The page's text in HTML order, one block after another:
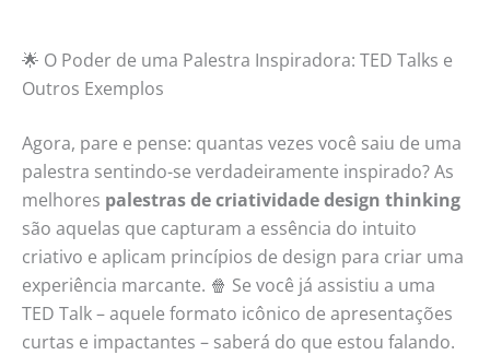
🌟 O Poder de uma Palestra Inspiradora: TED Talks e
Outros Exemplos
Agora, pare e pense: quantas vezes você saiu de uma
palestra sentindo-se verdadeiramente inspirado? As
melhores palestras de criatividade design thinking
são aquelas que capturam a essência do intuito
criativo e aplicam princípios de design para criar uma
experiência marcante. 🍿 Se você já assistiu a uma
TED Talk – aquele formato icônico de apresentações
curtas e impactantes – saberá do que estou falando.